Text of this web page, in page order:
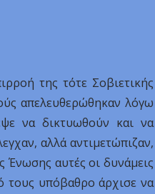
της τότε Σοβιετικής
απελευθερώθηκαν λόγω
να δικτυωθούν και να
αλλά αντιμετώπιζαν,
Ένωσης αυτές οι δυνάμεις
τους υπόβαθρο άρχισε να